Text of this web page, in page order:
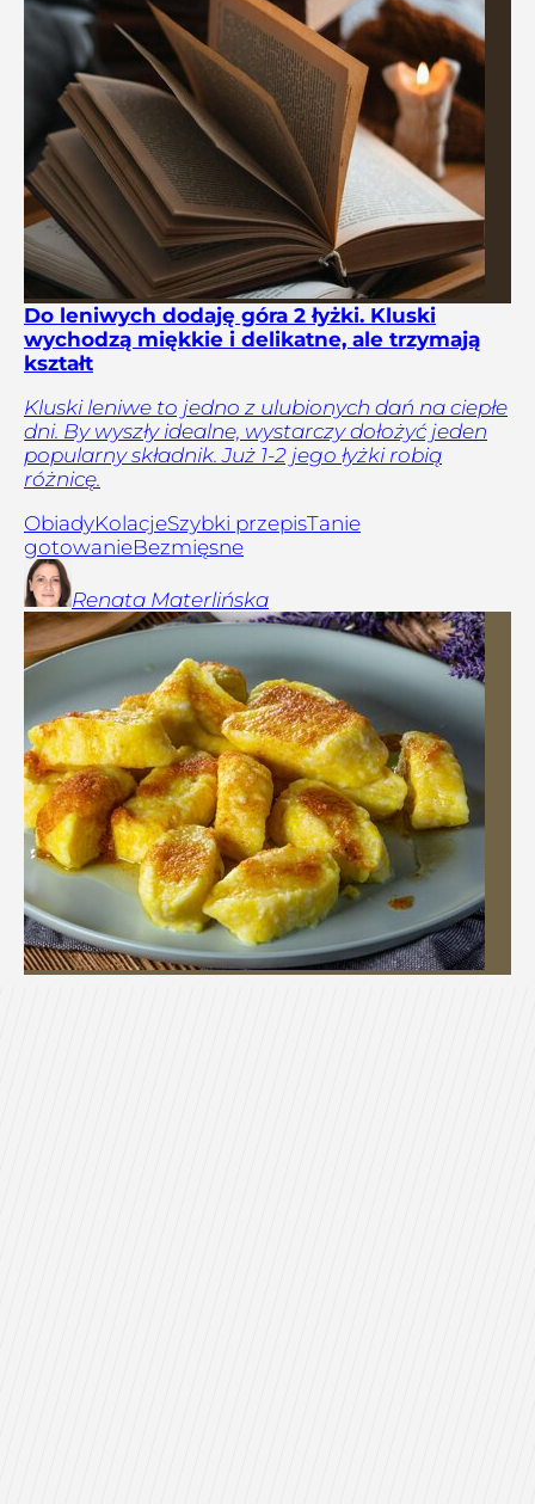
Do leniwych dodaję góra 2 łyżki. Kluski
wychodzą miękkie i delikatne, ale trzymają
kształt
Kluski leniwe to jedno z ulubionych dań na ciepłe
dni. By wyszły idealne, wystarczy dołożyć jeden
popularny składnik. Już 1-2 jego łyżki robią
różnicę.
ObiadyKolacjeSzybki przepisTanie
gotowanieBezmięsne
Renata Materlińska